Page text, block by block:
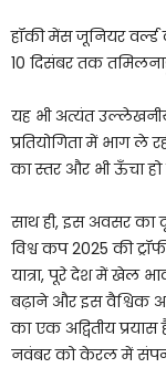
हॉकी मेंस जूनियर
10 दिसंबर तक
यह भी अत्यंत उल्लेखनीय
प्रतियोगिता में भाग ले
का स्तर और भी ऊँचा हो
साथ ही, इस अवसर का
विश्व कप 2025 की
यात्रा, पूरे देश में खेल
बढ़ाने और इस वैश्विक
का एक अद्वितीय
नवंबर को केरल में